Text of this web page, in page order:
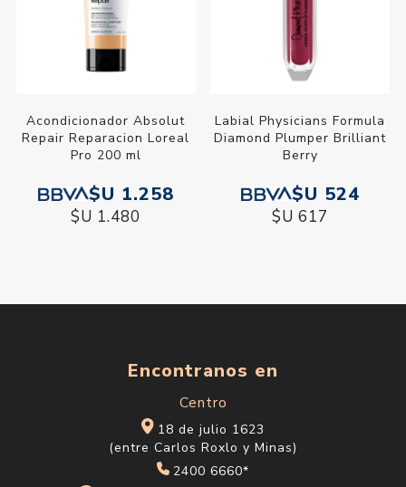
Acondicionador Absolut
Repair Reparacion Loreal
Pro 200 ml
$U 1.258
$U 1.480
Labial Physicians Formula
Diamond Plumper Brilliant
Berry
$U 524
$U 617
Encontranos en
Centro
18 de julio 1623
(entre Carlos Roxlo y Minas)
2400 6660*